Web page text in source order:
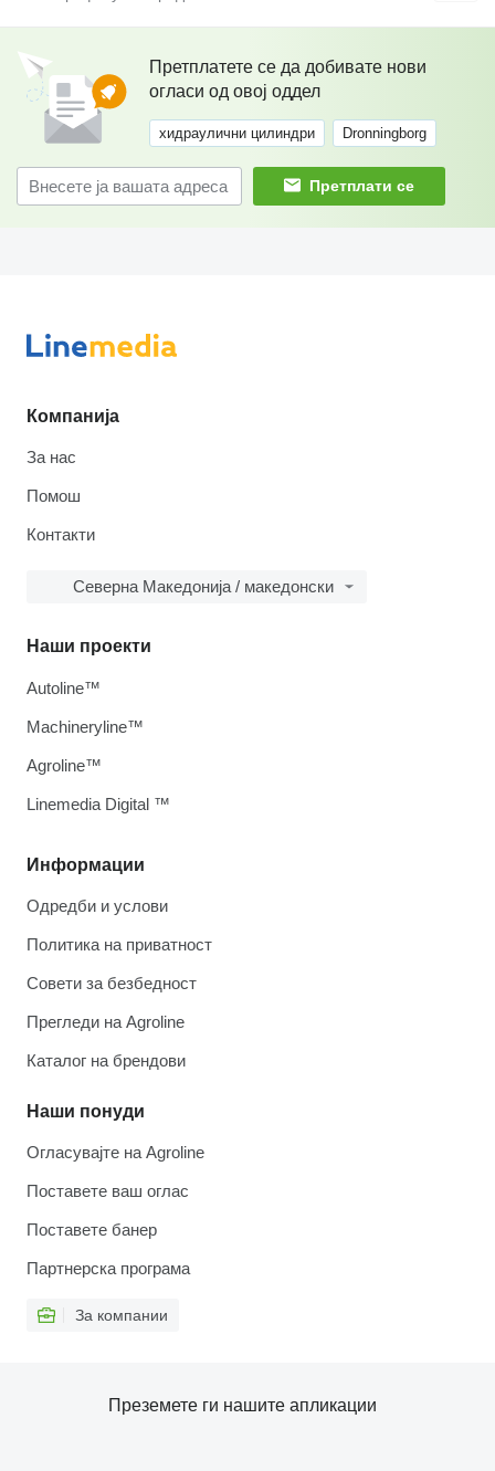
Претплатете се да добивате нови
огласи од овој оддел
хидраулични цилиндри Dronningborg
Претплати се
Компанија
За нас
Помош
Контакти
Северна Македонија / македонски
Информации
Одредби и услови
Политика на приватност
Совети за безбедност
Прегледи на Agroline
Каталог на брендови
Наши понуди
Огласувајте на Agroline
Поставете ваш оглас
Поставете банер
Партнерска програма
За компании
Наши проекти
Autoline™
Machineryline™
Agroline™
Linemedia Digital ™
Преземете ги нашите апликации